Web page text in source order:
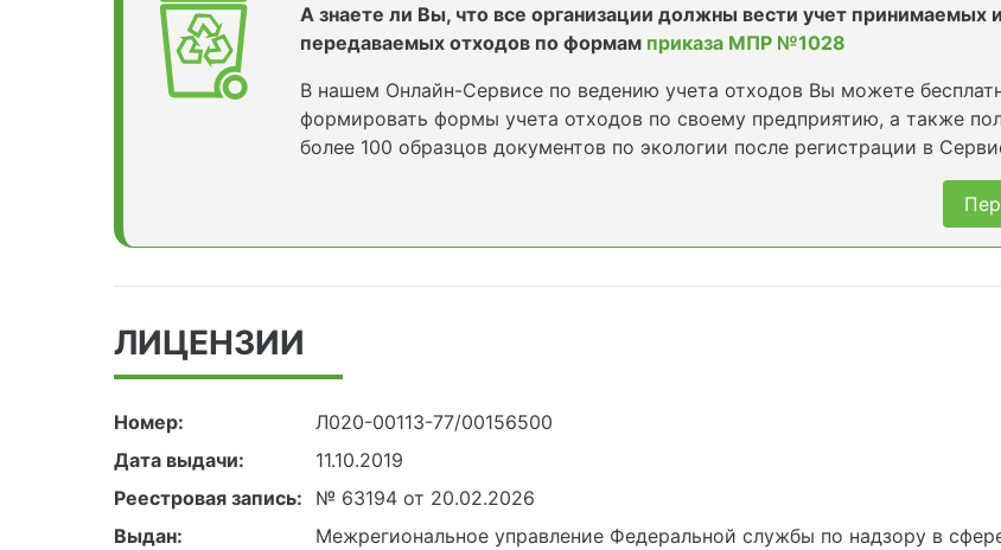
А знаете ли Вы, что все организации должны вести учет принимаемых и
передаваемых отходов по формам приказа МПР №1028
В нашем Онлайн-Сервисе по ведению учета отходов Вы можете
формировать формы учета отходов по своему предприятию, а также
более 100 образцов документов по экологии после регистрации в
ЛИЦЕНЗИИ
Номер:
Л020-00113-77/00156500
Дата выдачи:
11.10.2019
Реестровая запись:
№ 63194 от 20.02.2026
Выдан:
Межрегиональное управление Федеральной службы по надзору в